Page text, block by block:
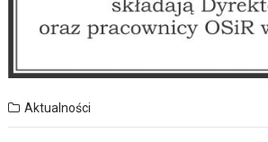
Aktualności